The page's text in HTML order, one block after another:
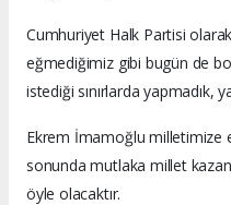
Cumhuriyet Halk Partisi
eğmediğimiz gibi bugün de
istediği sınırlarda yapmadık,
Ekrem İmamoğlu milletimize
sonunda mutlaka millet
öyle olacaktır.